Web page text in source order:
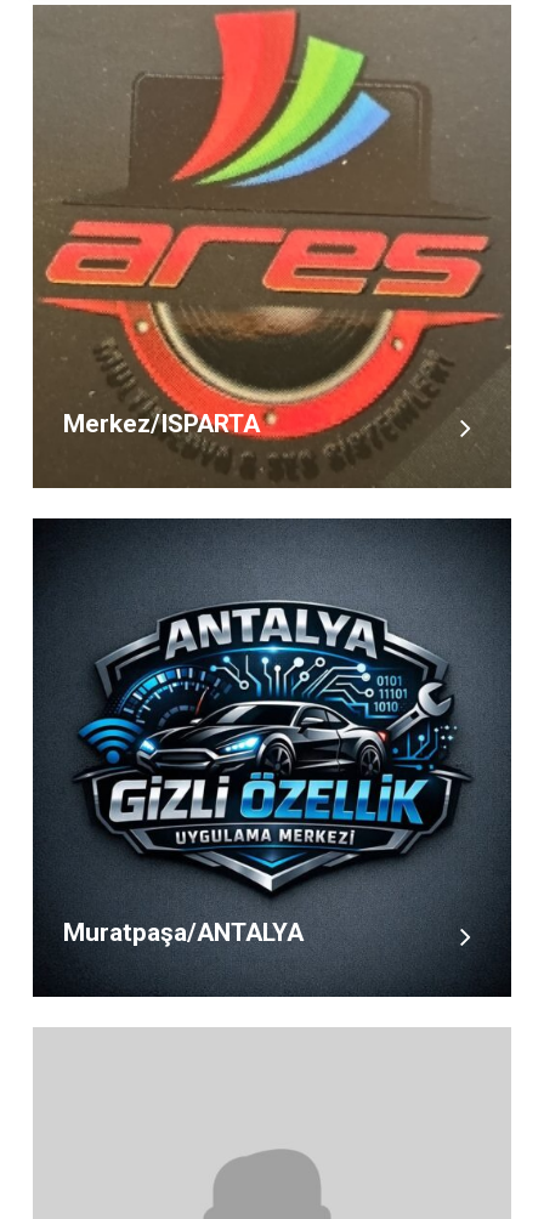
Merkez/ISPARTA
Muratpaşa/ANTALYA